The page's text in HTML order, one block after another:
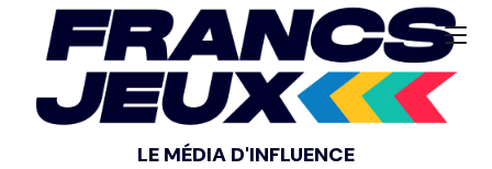
LE MÉDIA D'INFLUENCE